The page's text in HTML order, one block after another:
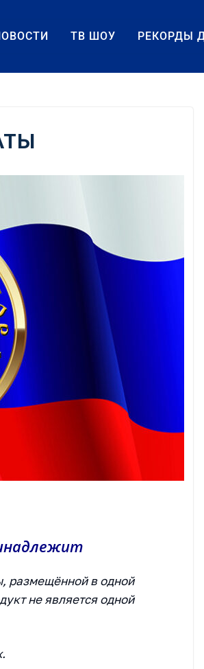
ТВ ШОУ РЕКОРДЫ
размещённой в одной
не является одной